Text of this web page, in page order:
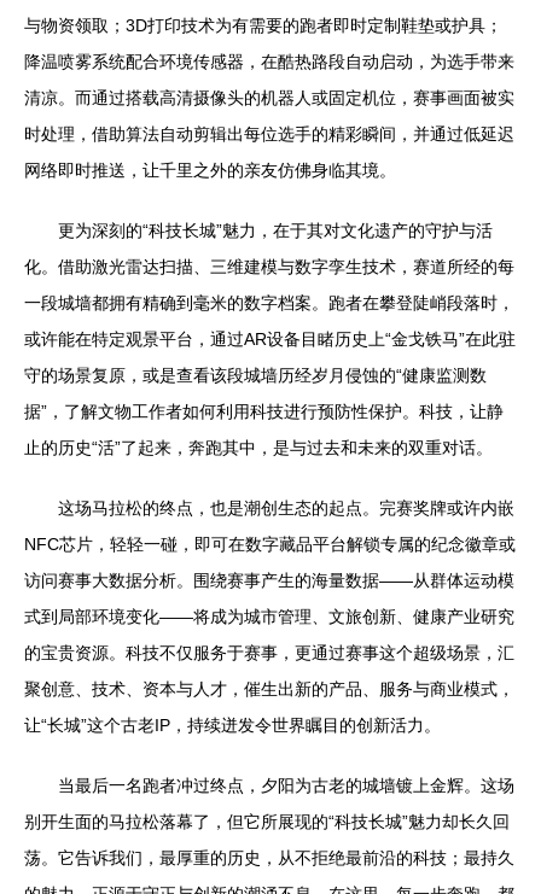
与物资领取；3D打印技术为有需要的跑者即时定制鞋垫或护具；
降温喷雾系统配合环境传感器，在酷热路段自动启动，为选手带来
清凉。而通过搭载高清摄像头的机器人或固定机位，赛事画面被实
时处理，借助算法自动剪辑出每位选手的精彩瞬间，并通过低延迟
网络即时推送，让千里之外的亲友仿佛身临其境。
更为深刻的“科技长城”魅力，在于其对文化遗产的守护与活
化。借助激光雷达扫描、三维建模与数字孪生技术，赛道所经的每
一段城墙都拥有精确到毫米的数字档案。跑者在攀登陡峭段落时，
或许能在特定观景平台，通过AR设备目睹历史上“金戈铁马”在此驻
守的场景复原，或是查看该段城墙历经岁月侵蚀的“健康监测数
据”，了解文物工作者如何利用科技进行预防性保护。科技，让静
止的历史“活”了起来，奔跑其中，是与过去和未来的双重对话。
这场马拉松的终点，也是潮创生态的起点。完赛奖牌或许内嵌
NFC芯片，轻轻一碰，即可在数字藏品平台解锁专属的纪念徽章或
访问赛事大数据分析。围绕赛事产生的海量数据——从群体运动模
式到局部环境变化——将成为城市管理、文旅创新、健康产业研究
的宝贵资源。科技不仅服务于赛事，更通过赛事这个超级场景，汇
聚创意、技术、资本与人才，催生出新的产品、服务与商业模式，
让“长城”这个古老IP，持续迸发令世界瞩目的创新活力。
当最后一名跑者冲过终点，夕阳为古老的城墙镀上金辉。这场
别开生面的马拉松落幕了，但它所展现的“科技长城”魅力却长久回
荡。它告诉我们，最厚重的历史，从不拒绝最前沿的科技；最持久